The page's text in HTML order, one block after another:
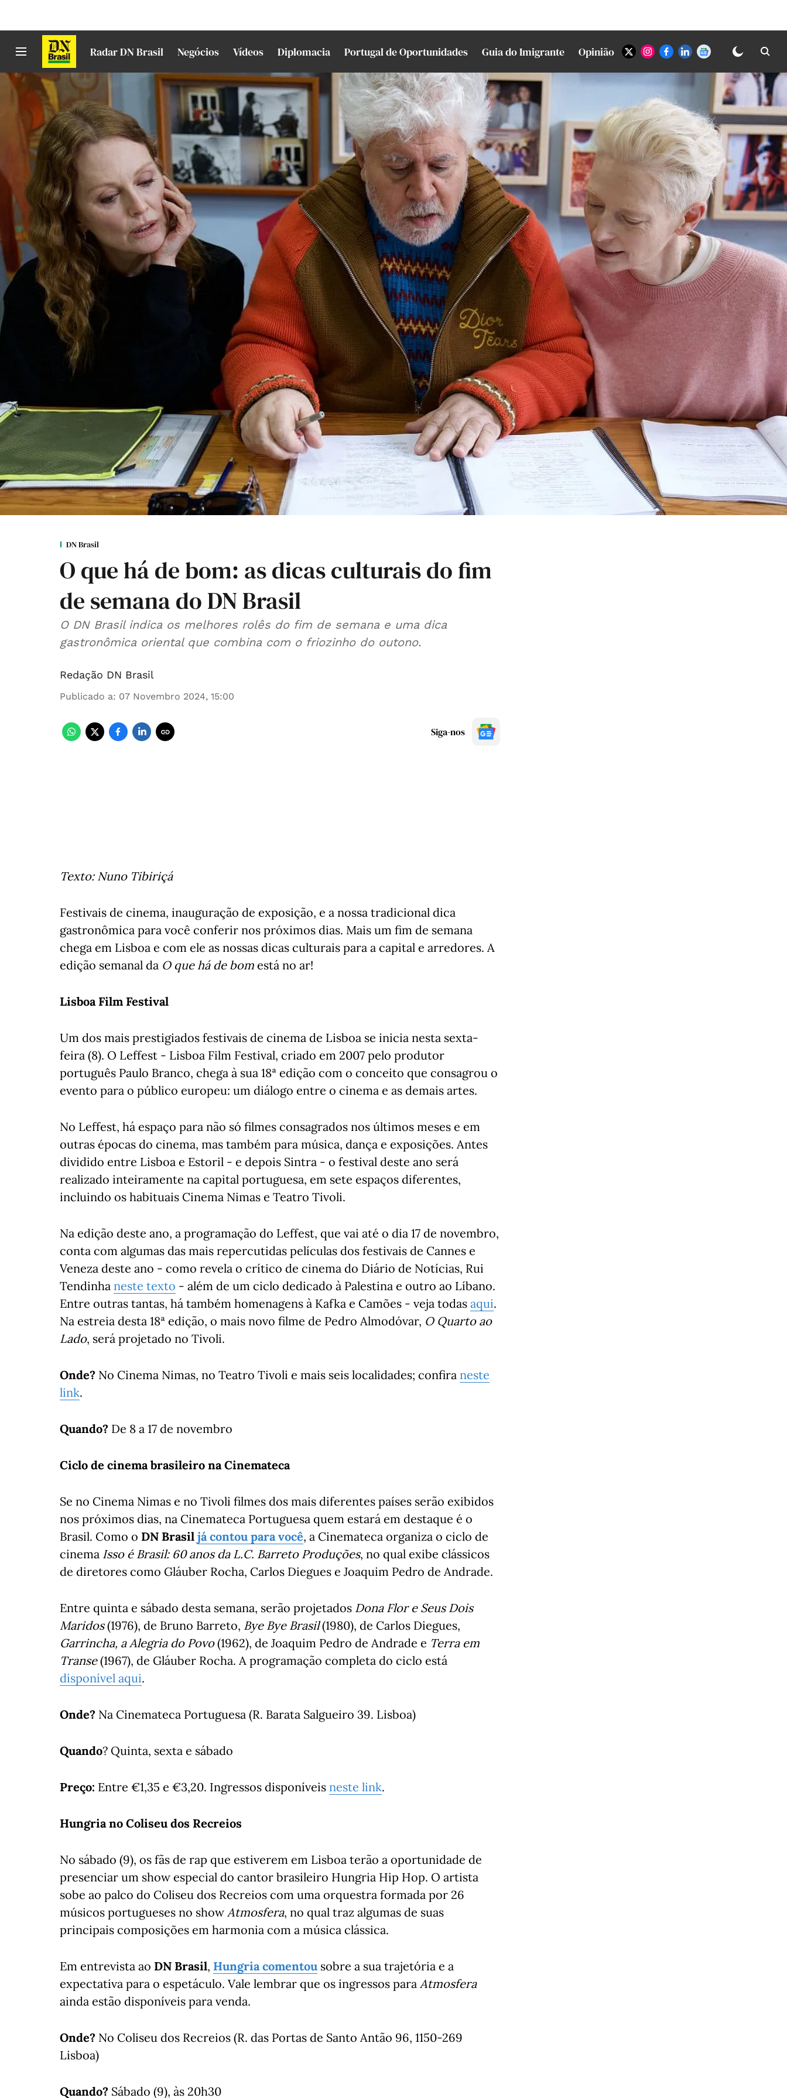
Radar DN Brasil Negócios Vídeos Diplomacia Portugal de Oportunidades Guia do Imigrante Opinião
DN Brasil
O que há de bom: as dicas culturais do fim
de semana do DN Brasil
O DN Brasil indica os melhores rolês do fim de semana e uma dica
gastronômica oriental que combina com o friozinho do outono.
Redação DN Brasil
Publicado a: 07 Novembro 2024, 15:00
Siga-nos
Texto: Nuno Tibiriçá
Festivais de cinema, inauguração de exposição, e a nossa tradicional dica
gastronômica para você conferir nos próximos dias. Mais um fim de semana
chega em Lisboa e com ele as nossas dicas culturais para a capital e arredores. A
edição semanal da O que há de bom está no ar!
Lisboa Film Festival
Um dos mais prestigiados festivais de cinema de Lisboa se inicia nesta sexta-
feira (8). O Leffest - Lisboa Film Festival, criado em 2007 pelo produtor
português Paulo Branco, chega à sua 18ª edição com o conceito que consagrou o
evento para o público europeu: um diálogo entre o cinema e as demais artes.
No Leffest, há espaço para não só filmes consagrados nos últimos meses e em
outras épocas do cinema, mas também para música, dança e exposições. Antes
dividido entre Lisboa e Estoril - e depois Sintra - o festival deste ano será
realizado inteiramente na capital portuguesa, em sete espaços diferentes,
incluindo os habituais Cinema Nimas e Teatro Tivoli.
Na edição deste ano, a programação do Leffest, que vai até o dia 17 de novembro,
conta com algumas das mais repercutidas películas dos festivais de Cannes e
Veneza deste ano - como revela o crítico de cinema do Diário de Notícias, Rui
Tendinha neste texto - além de um ciclo dedicado à Palestina e outro ao Líbano.
Entre outras tantas, há também homenagens à Kafka e Camões - veja todas aqui.
Na estreia desta 18ª edição, o mais novo filme de Pedro Almodóvar, O Quarto ao
Lado, será projetado no Tivoli.
Onde? No Cinema Nimas, no Teatro Tivoli e mais seis localidades; confira neste
link.
Quando? De 8 a 17 de novembro
Ciclo de cinema brasileiro na Cinemateca
Se no Cinema Nimas e no Tivoli filmes dos mais diferentes países serão exibidos
nos próximos dias, na Cinemateca Portuguesa quem estará em destaque é o
Brasil. Como o DN Brasil já contou para você, a Cinemateca organiza o ciclo de
cinema Isso é Brasil: 60 anos da L.C. Barreto Produções, no qual exibe clássicos
de diretores como Gláuber Rocha, Carlos Diegues e Joaquim Pedro de Andrade.
Entre quinta e sábado desta semana, serão projetados Dona Flor e Seus Dois
Maridos(1976), de Bruno Barreto, Bye Bye Brasil(1980), de Carlos Diegues,
Garrincha, a Alegria do Povo(1962), de Joaquim Pedro de Andrade e Terra em
Transe(1967), de Gláuber Rocha. A programação completa do ciclo está
disponível aqui.
Onde? Na Cinemateca Portuguesa (R. Barata Salgueiro 39. Lisboa)
Quando? Quinta, sexta e sábado
Preço: Entre €1,35 e €3,20. Ingressos disponíveis neste link.
Hungria no Coliseu dos Recreios
No sábado (9), os fãs de rap que estiverem em Lisboa terão a oportunidade de
presenciar um show especial do cantor brasileiro Hungria Hip Hop. O artista
sobe ao palco do Coliseu dos Recreios com uma orquestra formada por 26
músicos portugueses no show Atmosfera, no qual traz algumas de suas
principais composições em harmonia com a música clássica.
Em entrevista ao DN Brasil, Hungria comentou sobre a sua trajetória e a
expectativa para o espetáculo. Vale lembrar que os ingressos para Atmosfera
ainda estão disponíveis para venda.
Onde? No Coliseu dos Recreios (R. das Portas de Santo Antão 96, 1150-269
Lisboa)
Quando? Sábado (9), às 20h30